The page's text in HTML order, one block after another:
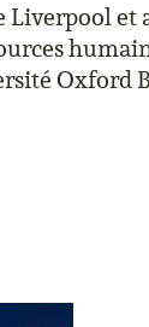
Liverpool et
Oxford